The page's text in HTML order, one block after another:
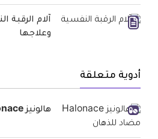
آلام الرقبة
وعلاجها
أدوية متعلقة
هالونيز Halonace مضاد للذهان